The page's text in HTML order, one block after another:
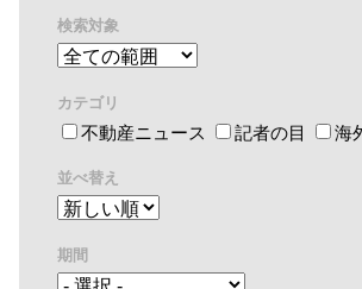
検索対象
カテゴリ
不動産ニュース 記者の目 海
並べ替え
期間